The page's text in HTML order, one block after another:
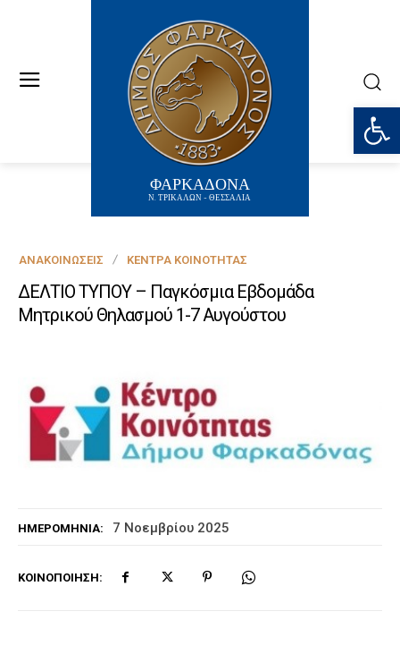
ΦΑΡΚΑΔΟΝΑ
Ν. ΤΡΙΚΑΛΩΝ - ΘΕΣΣΑΛΙΑ
ΗΜΕΡΟΜΗΝΊΑ: 7 Νοεμβρίου 2025
ΚΟΙΝΟΠΟΊΗΣΗ:
ΑΝΑΚΟΙΝΏΣΕΙΣ ΚΈΝΤΡΑ ΚΟΙΝΌΤΗΤΑΣ
ΔΕΛΤΙΟ ΤΥΠΟΥ – Παγκόσμια Εβδομάδα
Μητρικού Θηλασμού 1-7 Αυγούστου